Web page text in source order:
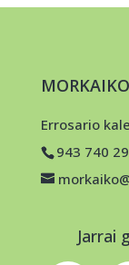
Errosario
943 740
Jarrai